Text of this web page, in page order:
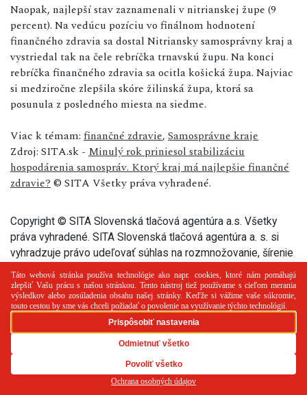
Naopak, najlepší stav zaznamenali v nitrianskej župe (9
percent). Na vedúcu pozíciu vo finálnom hodnotení
finančného zdravia sa dostal Nitriansky samosprávny kraj a
vystriedal tak na čele rebríčka trnavskú župu. Na konci
rebríčka finančného zdravia sa ocitla košická župa. Najviac
si medziročne zlepšila skóre žilinská župa, ktorá sa
posunula z posledného miesta na siedme.
Viac k témam: finančné zdravie, Samosprávne kraje
Zdroj: SITA.sk - Minulý rok priniesol stabilizáciu
hospodárenia samospráv. Ktorý kraj má najlepšie finančné
zdravie? © SITA Všetky práva vyhradené.
Copyright © SITA Slovenská tlačová agentúra a.s. Všetky
práva vyhradené. SITA Slovenská tlačová agentúra a. s. si
vyhradzuje právo udeľovať súhlas na rozmnožovanie, šírenie
PR článok
používania cookies
RSS